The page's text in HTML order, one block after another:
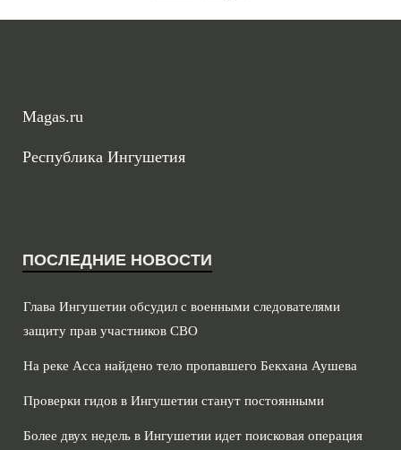
Magas.ru
Республика Ингушетия
ПОСЛЕДНИЕ НОВОСТИ
Глава Ингушетии обсудил с военными следователями
защиту прав участников СВО
На реке Асса найдено тело пропавшего Бекхана Аушева
Проверки гидов в Ингушетии станут постоянными
Более двух недель в Ингушетии идет поисковая операция